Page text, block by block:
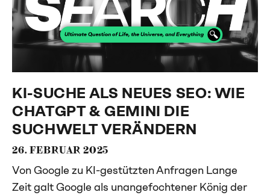
KI-SUCHE ALS NEUES SEO: WIE
CHATGPT & GEMINI DIE
SUCHWELT VERÄNDERN
26. FEBRUAR 2025
Von Google zu KI-gestützten Anfragen Lange
Zeit galt Google als unangefochtener König der